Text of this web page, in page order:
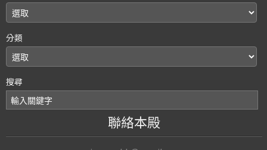
分類
搜尋
聯絡本殿